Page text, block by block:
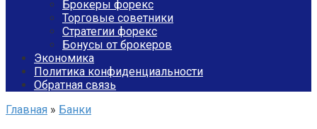
Брокеры форекс
Торговые советники
Стратегии форекс
Бонусы от брокеров
Экономика
Политика конфиденциальности
Обратная связь
Главная » Банки